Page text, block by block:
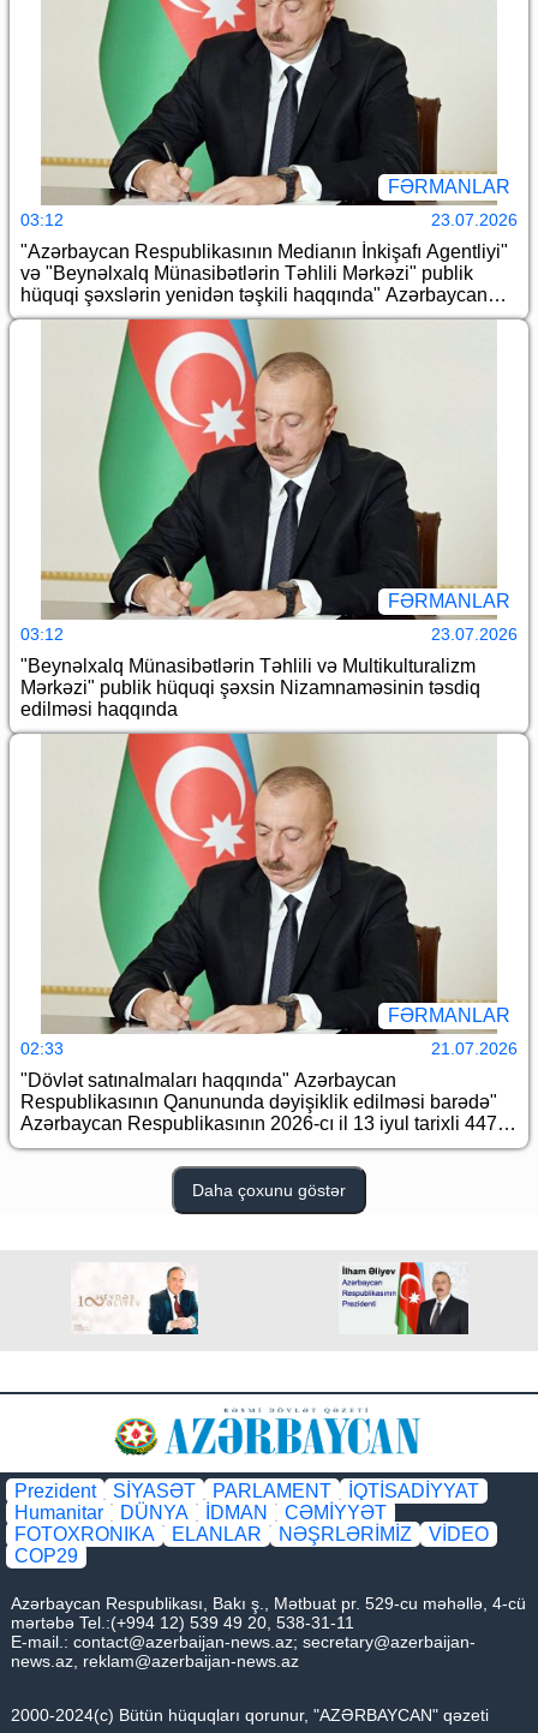
FƏRMANLAR
03:12 23.07.2026
"Azərbaycan Respublikasının Medianın İnkişafı Agentliyi"
və "Beynəlxalq Münasibətlərin Təhlili Mərkəzi" publik
hüquqi şəxslərin yenidən təşkili haqqında" Azərbaycan
Respublikası Prezidentinin 2026-cı il 20 fevral tarixli 601
nömrəli Fərmanının icrası ilə əlaqədar Azərbaycan
Respublikası Prezidentinin bəzi fərmanlarında dəyişiklik
edilməsi barədə
FƏRMANLAR
03:12 23.07.2026
"Beynəlxalq Münasibətlərin Təhlili və Multikulturalizm
Mərkəzi" publik hüquqi şəxsin Nizamnaməsinin təsdiq
edilməsi haqqında
FƏRMANLAR
02:33 21.07.2026
"Dövlət satınalmaları haqqında" Azərbaycan
Respublikasının Qanununda dəyişiklik edilməsi barədə"
Azərbaycan Respublikasının 2026-cı il 13 iyul tarixli 447-
VIIQD nömrəli Qanununun tətbiqi və "Dövlət satınalmaları
haqqında" Azərbaycan Respublikasının 2023-cü il 14 iyul
tarixli 988-VIQ nömrəli Qanununun tətbiqi barədə"
Azərbaycan Respublikası Prezidentinin 2023-cü il 19
Daha çoxunu göstər
Prezident SİYASƏT PARLAMENT
İQTİSADİYYAT
Humanitar
DÜNYA İDMAN
CƏMİYYƏT
FOTOXRONIKA
ELANLAR NƏŞRLƏRİMİZ
VİDEO
COP29
Azərbaycan Respublikası, Bakı ş., Mətbuat pr. 529-cu məhəllə, 4-cü
mərtəbə Tel.:(+994 12) 539 49 20, 538-31-11
E-mail.: contact@azerbaijan-news.az; secretary@azerbaijan-
news.az reklam@azerbaijan-news.az
2000-2024(c) Bütün hüquqları qorunur, "AZƏRBAYCAN" qəzeti